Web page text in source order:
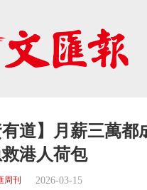
有道】月薪三萬都
港人荷包
周刊 2026-03-15